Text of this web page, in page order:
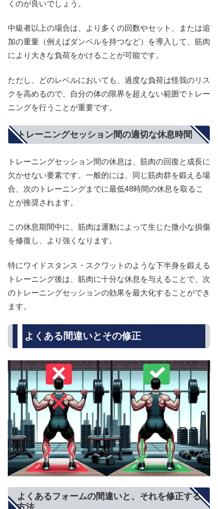
くのが良いでしょう。
中級者以上の場合は、より多くの回数やセット、または追
加の重量（例えばダンベルを持つなど）を導入して、筋肉
により大きな負荷をかけることが可能です。
ただし、どのレベルにおいても、過度な負荷は怪我のリス
クを高めるので、自分の体の限界を超えない範囲でトレー
ニングを行うことが重要です。
トレーニングセッション間の適切な休息時間
トレーニングセッション間の休息は、筋肉の回復と成長に
欠かせない要素です。一般的には、同じ筋肉群を鍛える場
合、次のトレーニングまでに最低48時間の休息を取るこ
とが推奨されます。
この休息期間中に、筋肉は運動によって生じた微小な損傷
を修復し、より強くなります。
特にワイドスタンス・スクワットのような下半身を鍛える
トレーニング後は、筋肉に十分な休息を与えることで、次
のトレーニングセッションの効果を最大化することができ
ます。
よくある間違いとその修正
よくあるフォームの間違いと、それを修正する